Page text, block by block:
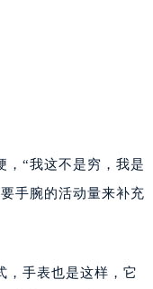
，“我这不是穷，我是
手腕的活动量来补充
，手表也是这样，它